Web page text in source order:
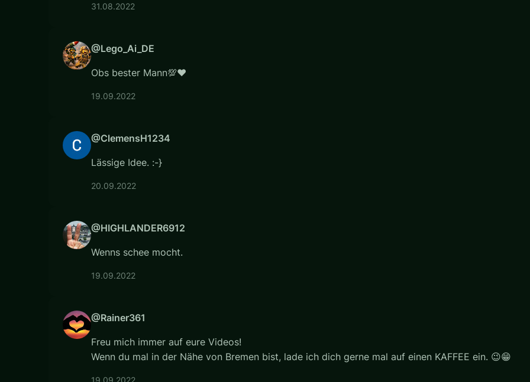
31.08.2022
@Lego_Ai_DE
Obs bester Mann💯❤️
19.09.2022
@ClemensH1234
Lässige Idee. :-}
20.09.2022
@HIGHLANDER6912
Wenns schee mocht.
19.09.2022
@Rainer361
Freu mich immer auf eure Videos!
Wenn du mal in der Nähe von Bremen bist, lade ich dich gerne mal auf einen KAFFEE ein. 😉😁
19.09.2022